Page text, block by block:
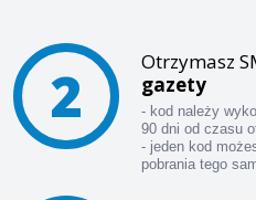
2 Otrzymasz
gazety
- kod należy
90 dni od czasu
- jeden kod
pobrania tego